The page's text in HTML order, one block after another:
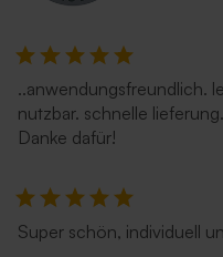
..anwendungsfreundlich.
nutzbar. schnelle
Danke dafür!
Super schön, individuell